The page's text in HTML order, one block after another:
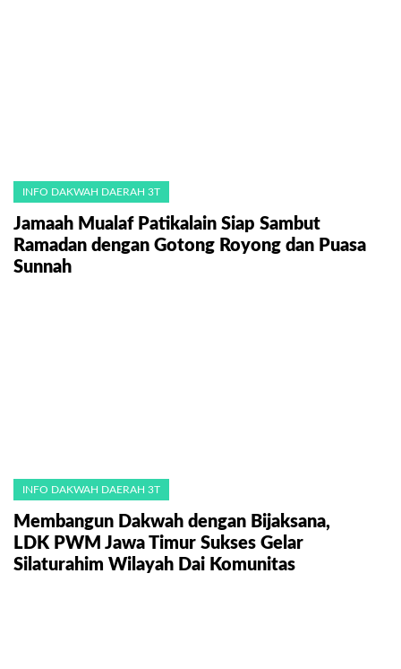
INFO DAKWAH DAERAH 3T
Jamaah Mualaf Patikalain Siap Sambut
Ramadan dengan Gotong Royong dan Puasa
Sunnah
INFO DAKWAH DAERAH 3T
Membangun Dakwah dengan Bijaksana,
LDK PWM Jawa Timur Sukses Gelar
Silaturahim Wilayah Dai Komunitas